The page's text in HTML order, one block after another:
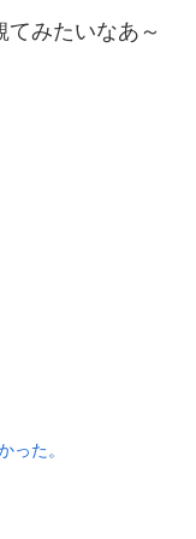
てみたいなあ～
った。